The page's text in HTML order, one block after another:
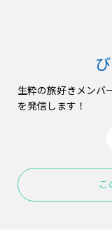
生粋の旅好きメンバ
を発信します！
こ